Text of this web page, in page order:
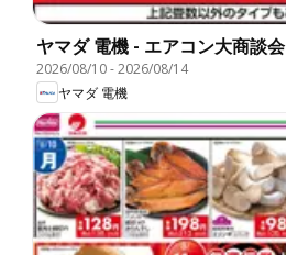
ヤマダ 電機 - エアコン大商談会
2026/08/10-2026/08/14
ヤマダ 電機